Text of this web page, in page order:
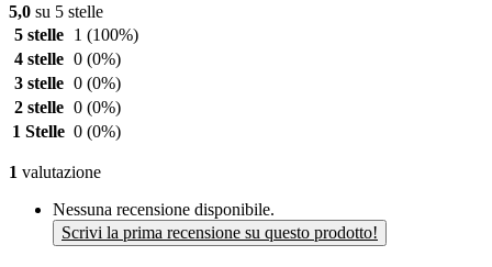
5,0 su 5 stelle
5 stelle
1 (100%)
4 stelle 0 (0%)
3 stelle 0 (0%)
2 stelle 0 (0%)
1 Stelle 0 (0%)
1 valutazione
Nessuna recensione disponibile.
Scrivi la prima recensione su questo prodotto!